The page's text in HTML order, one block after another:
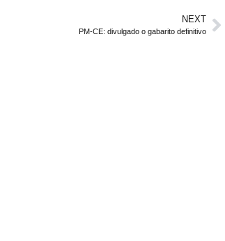
NEXT
PM-CE: divulgado o gabarito definitivo